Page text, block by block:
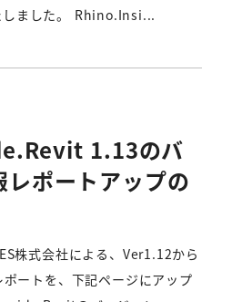
しました。 Rhino.Insi...
1.13のバ
レポートアップの
株式会社による、Ver1.12から
ートを、下記ページにアップ